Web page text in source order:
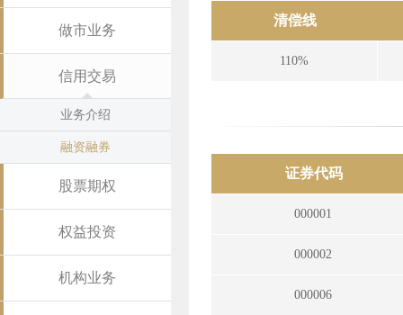
做市业务
信用交易
业务介绍
融资融券
股票期权
权益投资
机构业务
清偿线
110%
证券代码
000001
000002
000006